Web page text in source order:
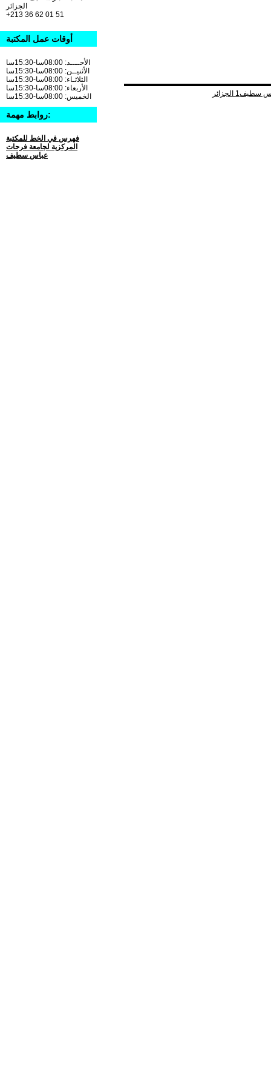
+213 36 62 01 51
أوقات عمل المكتبة
الأحــــد: 08:00سا-15:30سا
الأثنيــن: 08:00سا-15:30سا
الثلاثـاء: 08:00سا-15:30سا
الأربعاء: 08:00سا-15:30سا
الخميس: 08:00سا-15:30سا
روابط مهمة:
فهرس في الخط للمكتبة
المركزية لجامعة فرحات
عباس سطيف